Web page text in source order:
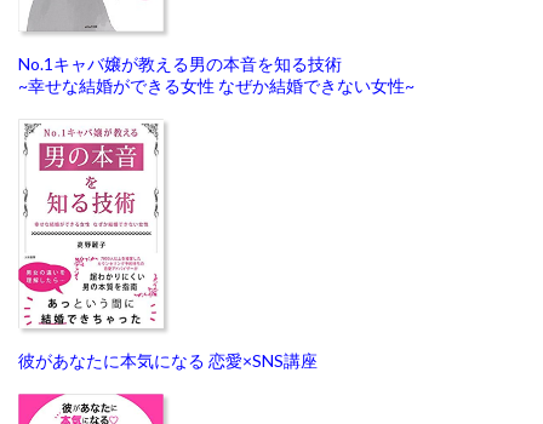
No.1キャバ嬢が教える男の本音を知る技術
~幸せな結婚ができる女性 なぜか結婚できない女性~
彼があなたに本気になる 恋愛×SNS講座